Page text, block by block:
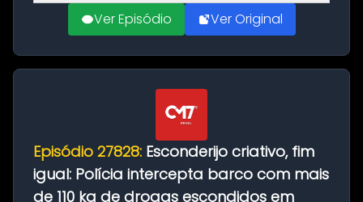
Ver Episódio Ver Original
Episódio 27828: Esconderijo criativo, fim
igual: Polícia intercepta barco com mais
de 110 kg de drogas escondidos em